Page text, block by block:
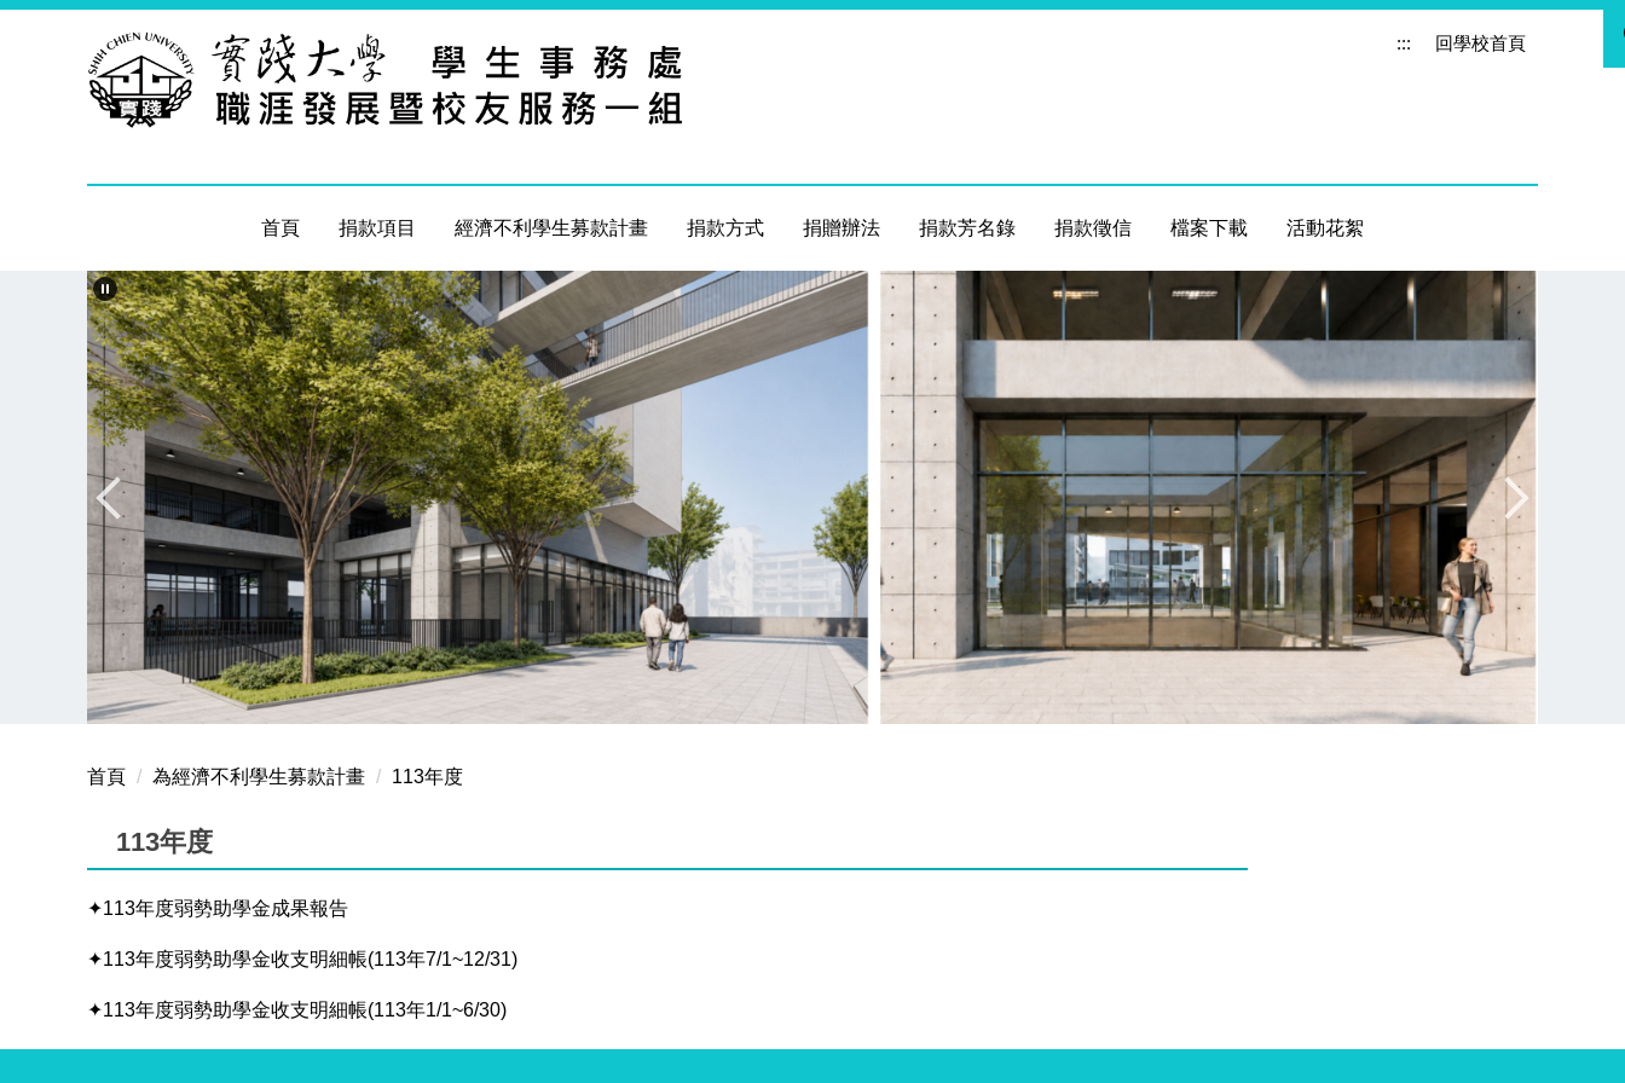
首頁
捐款項目 經濟不利學生募款計畫 捐款方式 捐贈辦法 捐款芳名錄 捐款徵信 檔案下載 活動花絮
::: 回學校首頁
首頁 為經濟不利學生募款計畫 113年度
113年度
✦113年度弱勢助學金成果報告
✦113年度弱勢助學金收支明細帳(113年7/1~12/31)
✦113年度弱勢助學金收支明細帳(113年1/1~6/30)